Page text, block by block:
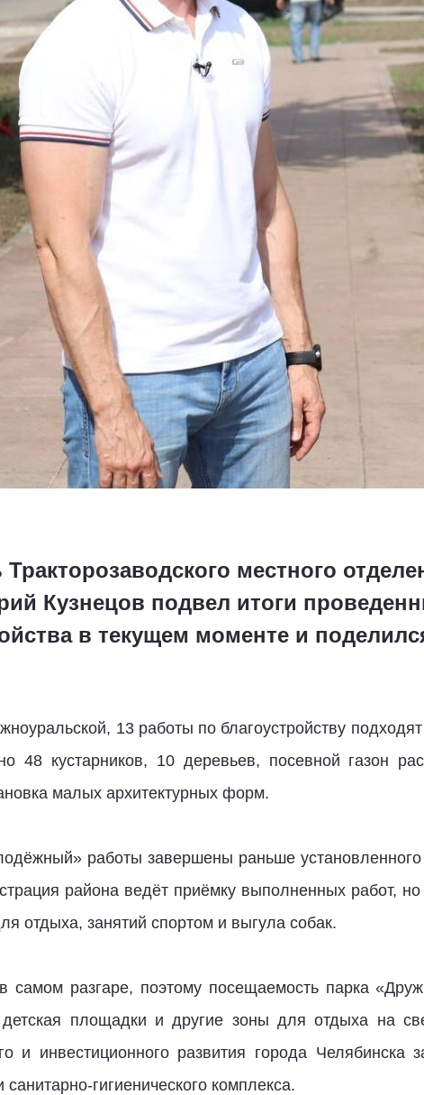
Тракторозаводского местного
Кузнецов подвел итоги
в текущем моменте и
13 работы по благоустройству
48 кустарников, 10 деревьев, посевной газон
малых архитектурных форм.
работы завершены раньше
района ведёт приёмку выполненных работ,
отдыха, занятий спортом и выгула собак.
самом разгаре, поэтому посещаемость парка
площадки и другие зоны для отдыха на
и инвестиционного развития города Челябинска
санитарно-гигиенического комплекса.